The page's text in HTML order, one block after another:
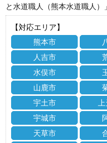
と水道職人（熊本水道職人）」
【対応エリア】
熊本市
人吉市
水俣市
山鹿市
宇土市
宇城市
天草市